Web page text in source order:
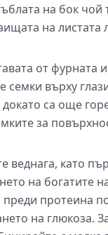
на бок чой
на листата
от фурната
семки върху
докато са още
за
веднага, като
на богатите
преди протеина
на глюкоза.